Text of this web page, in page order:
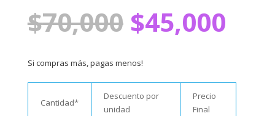
$70,000 El
precio
era:
$70,000.
$45,000El
Si compras más, pagas menos!
Cantidad*
Descuento por
unidad
Precio
Final